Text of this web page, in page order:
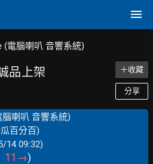
(電腦喇叭 音響系統)
品上架 ＋收藏
分享
腦喇叭 音響系統)
百分百)
14 09:32)
11 →)